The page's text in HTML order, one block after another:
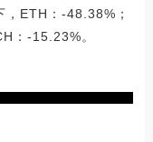
ETH：-48.38%；
：-15.23%。